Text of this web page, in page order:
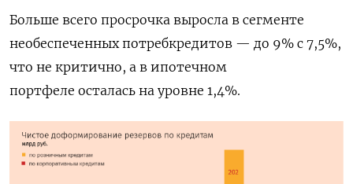
Больше всего просрочка выросла в сегменте
необеспеченных потребкредитов — до 9% с 7,5%,
что не критично, а в ипотечном
портфеле осталась на уровне 1,4%.